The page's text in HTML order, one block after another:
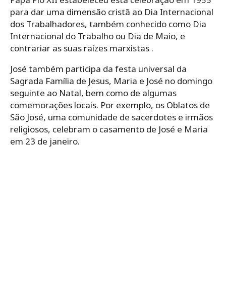
para dar uma dimensão cristã ao Dia Internacional
dos Trabalhadores, também conhecido como Dia
Internacional do Trabalho ou Dia de Maio, e
contrariar as suas raízes marxistas .
José também participa da festa universal da
Sagrada Família de Jesus, Maria e José no domingo
seguinte ao Natal, bem como de algumas
comemorações locais. Por exemplo, os Oblatos de
São José, uma comunidade de sacerdotes e irmãos
religiosos, celebram o casamento de José e Maria
em 23 de janeiro.